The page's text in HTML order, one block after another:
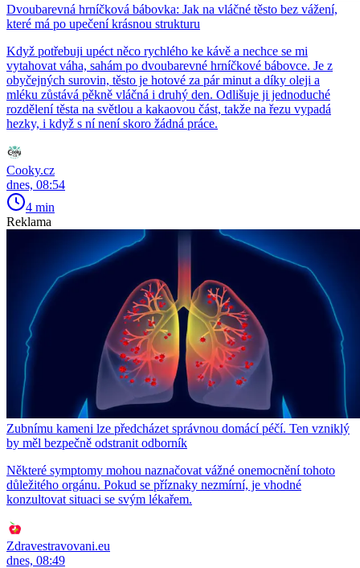
Dvoubarevná hrníčková bábovka: Jak na vláčné těsto bez vážení,
které má po upečení krásnou strukturu
Když potřebuji upéct něco rychlého ke kávě a nechce se mi
vytahovat váha, sahám po dvoubarevné hrníčkové bábovce. Je z
obyčejných surovin, těsto je hotové za pár minut a díky oleji a
mléku zůstává pěkně vláčná i druhý den. Odlišuje ji jednoduché
rozdělení těsta na světlou a kakaovou část, takže na řezu vypadá
hezky, i když s ní není skoro žádná práce.
Cooky.cz
dnes, 08:54
4 min
Reklama
Zubnímu kameni lze předcházet správnou domácí péčí. Ten vzniklý
by měl bezpečně odstranit odborník
Některé symptomy mohou naznačovat vážné onemocnění tohoto
důležitého orgánu. Pokud se příznaky nezmírní, je vhodné
konzultovat situaci se svým lékařem.
Zdravestravovani.eu
dnes, 08:49